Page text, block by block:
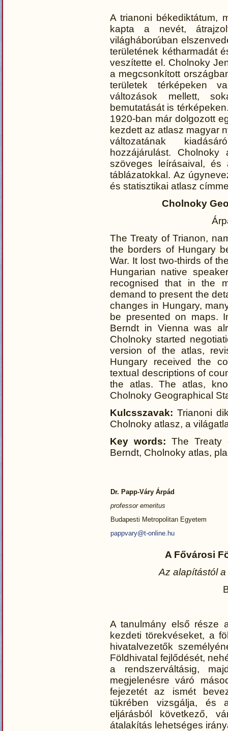
A trianoni békediktátum,
kapta a nevét,
világháborúban
területének kétharmadát
veszítette el. Cholnoky
a megcsonkított
területek térképeken
változások mellett,
bemutatását is
1920-ban már dolgozott
kezdett az atlasz magyar
változatának
hozzájárulást.
szöveges leírásaival, és
táblázatokkal. Az
és statisztikai atlasz
Cholnoky
The Treaty of Trianon,
the borders of Hungary
War. It lost two-thirds of
Hungarian native
recognised that in the
demand to present the
changes in Hungary,
be presented on maps.
Berndt in Vienna was
Cholnoky started
version of the atlas,
Hungary received the
textual descriptions of
the atlas. The atlas,
Cholnoky Geographical
Kulcsszavak: Trianoni
Cholnoky atlasz, a
Key words: The Treaty
Berndt, Cholnoky atlas,
Dr. Papp-Váry Árpád
professor emeritus
Budapesti Metropolitan Egyetem
pappvary@t-online.hu
A Fővárosi
Az alapítástól
A tanulmány első része
kezdeti törekvéseket, a
hivatalvezetők
Földhivatal fejlődését,
a rendszerváltásig,
megjelenésre váró
fejezetét az ismét
tükrében vizsgálja, és
eljárásból következő,
átalakítás lehetséges